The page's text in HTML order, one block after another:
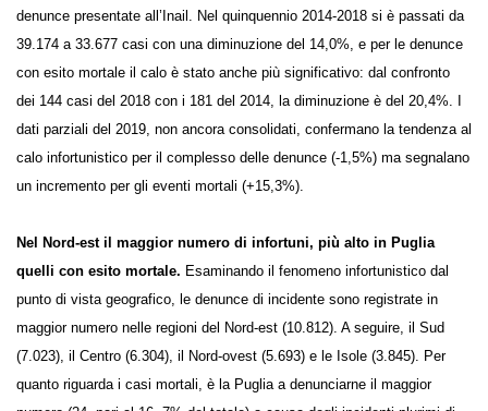
denunce presentate all’Inail. Nel quinquennio 2014-2018 si è passati da
39.174 a 33.677 casi con una diminuzione del 14,0%, e per le denunce
con esito mortale il calo è stato anche più significativo: dal confronto
dei 144 casi del 2018 con i 181 del 2014, la diminuzione è del 20,4%. I
dati parziali del 2019, non ancora consolidati, confermano la tendenza
al calo infortunistico per il complesso delle denunce (-1,5%) ma
segnalano un incremento per gli eventi mortali (+15,3%).
Nel Nord-est il maggior numero di infortuni, più alto in Puglia
quelli con esito mortale.Esaminando il fenomeno infortunistico dal
punto di vista geografico, le denunce di incidente sono registrate in
maggior numero nelle regioni del Nord-est (10.812). A seguire, il Sud
(7.023), il Centro (6.304), il Nord-ovest (5.693) e le Isole (3.845). Per
quanto riguarda i casi mortali, è la Puglia a denunciarne il maggior